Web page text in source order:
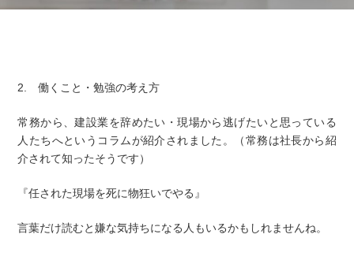
2. 働くこと・勉強の考え方
常務から、建設業を辞めたい・現場から逃げたいと思っている
人たちへというコラムが紹介されました。（常務は社長から紹
介されて知ったそうです）
『任された現場を死に物狂いでやる』
言葉だけ読むと嫌な気持ちになる人もいるかもしれませんね。